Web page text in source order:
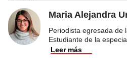
Maria Alejandra
Periodista egresada de
Estudiante de la
Leer más